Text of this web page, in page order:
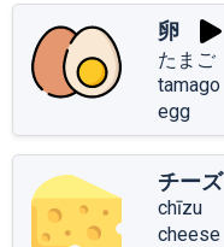
卵
たまご
tamago
egg
チーズ
chīzu
cheese